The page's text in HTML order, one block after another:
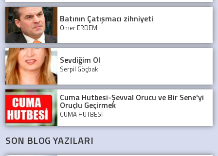
Batının Çatışmacı zihniyeti
Ömer ERDEM
Sevdiğim Ol
Serpil Göçbak
Cuma Hutbesi-Şevval Orucu ve Bir Sene'yi
Oruçlu Geçirmek
CUMA HUTBESİ
SON BLOG YAZILARI